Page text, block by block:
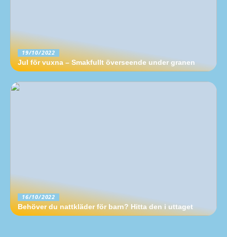
19/10/2022
Jul för vuxna – Smakfullt överseende under granen
16/10/2022
Behöver du nattkläder för barn? Hitta den i uttaget